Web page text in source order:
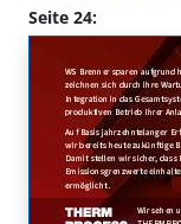
Seite 24: